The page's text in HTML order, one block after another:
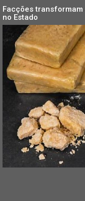
Facções transformam
no Estado